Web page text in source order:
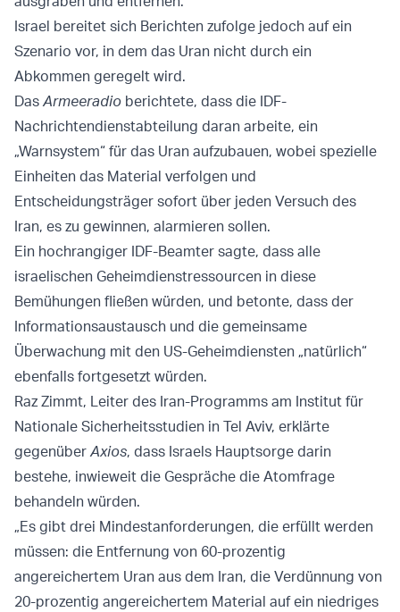
Israel bereitet sich Berichten zufolge jedoch auf ein
Szenario vor, in dem das Uran nicht durch ein
Abkommen geregelt wird.
DasArmeeradio berichtete, dass die IDF-
Nachrichtendienstabteilung daran arbeite, ein
„Warnsystem“ für das Uran aufzubauen, wobei spezielle
Einheiten das Material verfolgen und
Entscheidungsträger sofort über jeden Versuch des
Iran, es zu gewinnen, alarmieren sollen.
Ein hochrangiger IDF-Beamter sagte, dass alle
israelischen Geheimdienstressourcen in diese
Bemühungen fließen würden, und betonte, dass der
Informationsaustausch und die gemeinsame
Überwachung mit den US-Geheimdiensten „natürlich“
ebenfalls fortgesetzt würden.
Raz Zimmt, Leiter des Iran-Programms am Institut für
Nationale Sicherheitsstudien in Tel Aviv, erklärte
gegenüberAxios, dass Israels Hauptsorge darin
bestehe, inwieweit die Gespräche die Atomfrage
behandeln würden.
„Es gibt drei Mindestanforderungen, die erfüllt werden
müssen: die Entfernung von 60-prozentig
angereichertem Uran aus dem Iran, die Verdünnung von
20-prozentig angereichertem Material auf ein niedriges